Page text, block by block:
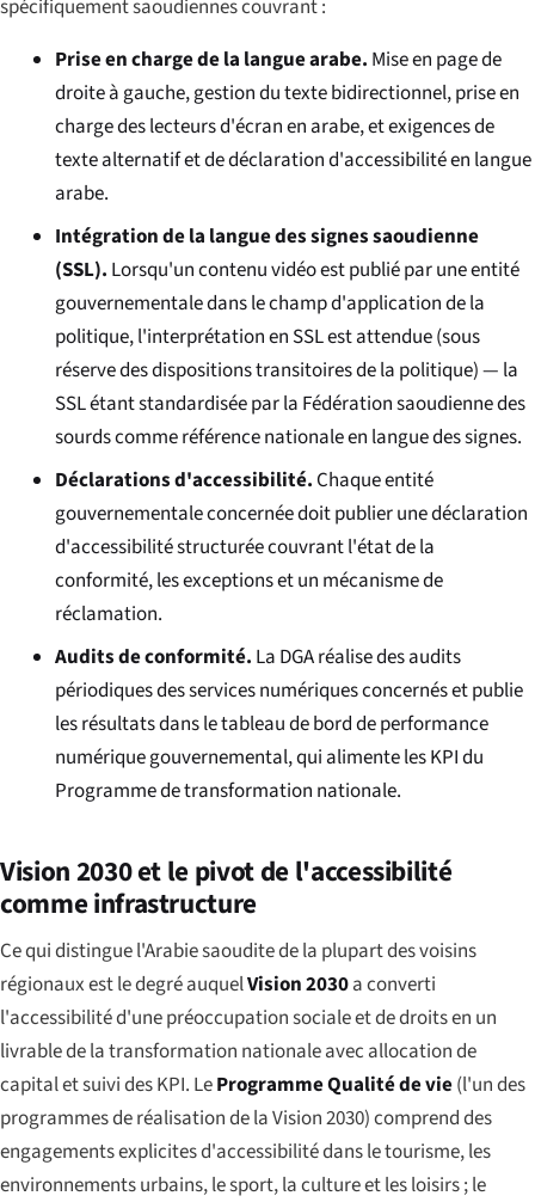
spécifiquement saoudiennes couvrant :
Prise en charge de la langue arabe. Mise en page de
droite à gauche, gestion du texte bidirectionnel, prise en
charge des lecteurs d'écran en arabe, et exigences de
texte alternatif et de déclaration d'accessibilité en langue
arabe.
Intégration de la langue des signes saoudienne
(SSL). Lorsqu'un contenu vidéo est publié par une entité
gouvernementale dans le champ d'application de la
politique, l'interprétation en SSL est attendue (sous
réserve des dispositions transitoires de la politique) — la
SSL étant standardisée par la Fédération saoudienne des
sourds comme référence nationale en langue des signes.
Déclarations d'accessibilité.Chaque entité
gouvernementale concernée doit publier une déclaration
d'accessibilité structurée couvrant l'état de la
conformité, les exceptions et un mécanisme de
réclamation.
Audits de conformité. La DGA réalise des audits
périodiques des services numériques concernés et publie
les résultats dans le tableau de bord de performance
numérique gouvernemental, qui alimente les KPI du
Programme de transformation nationale.
Vision 2030 et le pivot de l'accessibilité
comme infrastructure
Ce qui distingue l'Arabie saoudite de la plupart des voisins
régionaux est le degré auquelVision 2030a converti
l'accessibilité d'une préoccupation sociale et de droits en un
livrable de la transformation nationale avec allocation de
capital et suivi des KPI. LeProgramme Qualité de vie(l'un des
programmes de réalisation de la Vision 2030) comprend des
engagements explicites d'accessibilité dans le tourisme, les
environnements urbains, le sport, la culture et les loisirs ; le